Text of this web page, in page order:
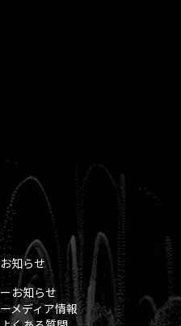
お知らせ
ーお知らせ
ーメディア情報